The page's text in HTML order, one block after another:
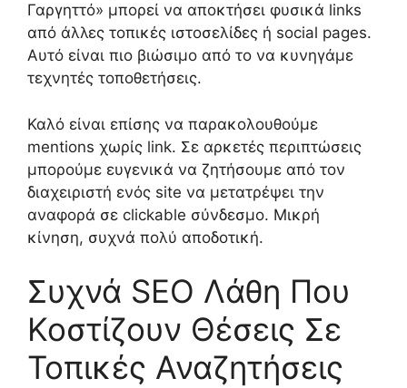
Γαργηττό» μπορεί να αποκτήσει φυσικά links
από άλλες τοπικές ιστοσελίδες ή social pages.
Αυτό είναι πιο βιώσιμο από το να κυνηγάμε
τεχνητές τοποθετήσεις.
Καλό είναι επίσης να παρακολουθούμε
mentions χωρίς link. Σε αρκετές περιπτώσεις
μπορούμε ευγενικά να ζητήσουμε από τον
διαχειριστή ενός site να μετατρέψει την
αναφορά σε clickable σύνδεσμο. Μικρή
κίνηση, συχνά πολύ αποδοτική.
Συχνά SEO Λάθη Που
Κοστίζουν Θέσεις Σε
Τοπικές Αναζητήσεις